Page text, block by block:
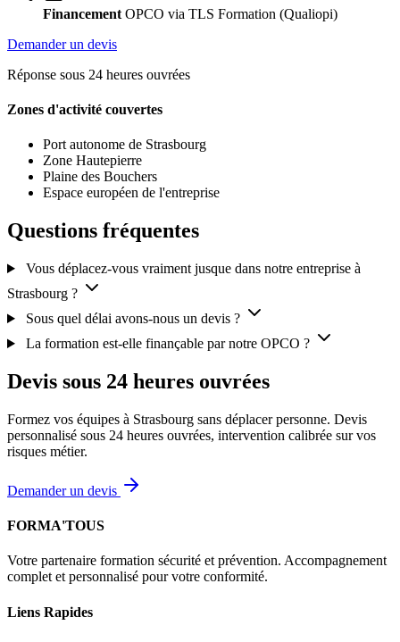
Financement OPCO via TLS Formation (Qualiopi)
Demander un devis
Réponse sous 24 heures ouvrées
Zones d'activité couvertes
Port autonome de Strasbourg
Zone Hautepierre
Plaine des Bouchers
Espace européen de l'entreprise
Questions fréquentes
Vous déplacez-vous vraiment jusque dans notre entreprise à
Strasbourg ?
Sous quel délai avons-nous un devis ?
La formation est-elle finançable par notre OPCO ?
Devis sous 24 heures ouvrées
Formez vos équipes à Strasbourg sans déplacer personne. Devis
personnalisé sous 24 heures ouvrées, intervention calibrée sur vos
risques métier.
Demander un devis
FORMA'TOUS
Votre partenaire formation sécurité et prévention. Accompagnement
complet et personnalisé pour votre conformité.
Liens Rapides